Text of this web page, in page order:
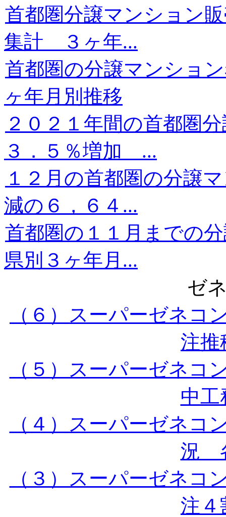
首都圏分譲マンション
集計 ３ヶ年...
首都圏の分譲マンショ
ヶ年月別推移
２０２１年間の首都圏
３．５％増加 ...
１２月の首都圏の分譲
減の６，６４...
首都圏の１１月までの
県別３ヶ年月...
ゼ
（６）スーパーゼネ
注
（５）スーパーゼネ
中工
（４）スーパーゼネ
況
（３）スーパーゼネ
注４